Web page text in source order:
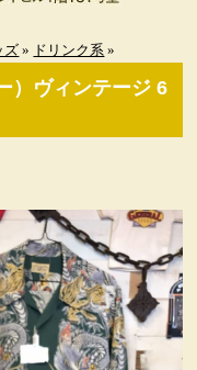
表記
ッズ
ズ » ドリンク系 »
）ヴィンテージ 6